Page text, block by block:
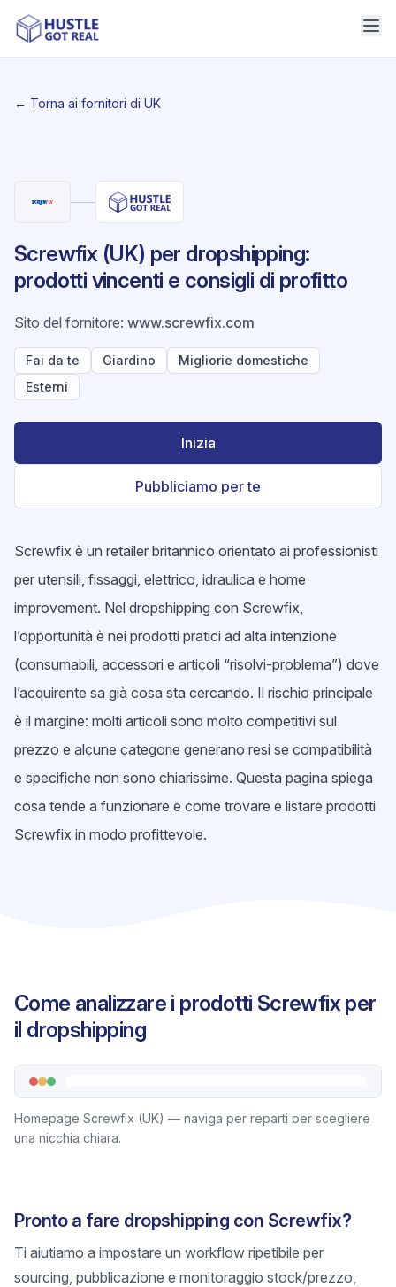
← Torna ai fornitori di UK
Screwfix (UK) per dropshipping:
prodotti vincenti e consigli di profitto
Sito del fornitore: www.screwfix.com
Fai da te Giardino
Migliorie domestiche
Esterni
Inizia
Pubbliciamo per te
Screwfix è un retailer britannico orientato ai professionisti
per utensili, fissaggi, elettrico, idraulica e home
improvement. Nel dropshipping con Screwfix,
l’opportunità è nei prodotti pratici ad alta intenzione
(consumabili, accessori e articoli “risolvi-problema”) dove
l’acquirente sa già cosa sta cercando. Il rischio principale
è il margine: molti articoli sono molto competitivi sul
prezzo e alcune categorie generano resi se compatibilità
e specifiche non sono chiarissime. Questa pagina spiega
cosa tende a funzionare e come trovare e listare prodotti
Screwfix in modo profittevole.
Come analizzare i prodotti Screwfix per
il dropshipping
Homepage Screwfix (UK) — naviga per reparti per scegliere
una nicchia chiara.
Pronto a fare dropshipping con Screwfix?
Ti aiutiamo a impostare un workflow ripetibile per
sourcing, pubblicazione e monitoraggio stock/prezzo,